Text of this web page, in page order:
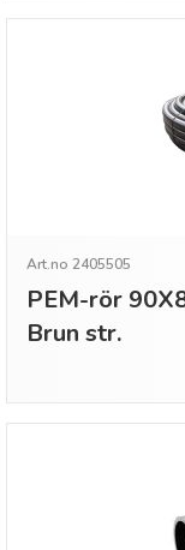
Art.no 2405505
PEM-rör
Brun str.